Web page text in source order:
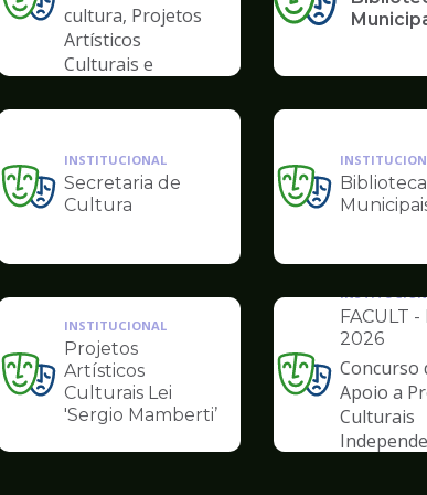
Ilustração
pagina
de
Cultura
cultura, Projetos
Artísticos
Culturais e
Periferias
Ilustração
de
Cultura
INSTITUCIONAL
Secretaria de
Cultura
Ilustração
de
Cultura
Ilustração
de
INSTITUCIONAL
Projetos
Artísticos
Culturais Lei
'Sergio Mamberti’
Ilustração
pagina
de
FACULT
2026
Concurso
Apoio a
Culturais